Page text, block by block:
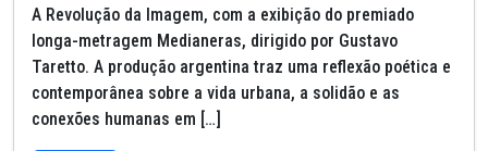
A Revolução da Imagem, com a exibição do premiado
longa-metragem Medianeras, dirigido por Gustavo
Taretto. A produção argentina traz uma reflexão poética e
contemporânea sobre a vida urbana, a solidão e as
conexões humanas em […]